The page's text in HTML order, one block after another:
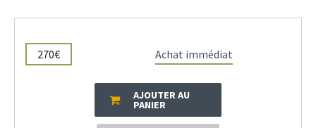
270€ Achat immédiat
AJOUTER AU
PANIER